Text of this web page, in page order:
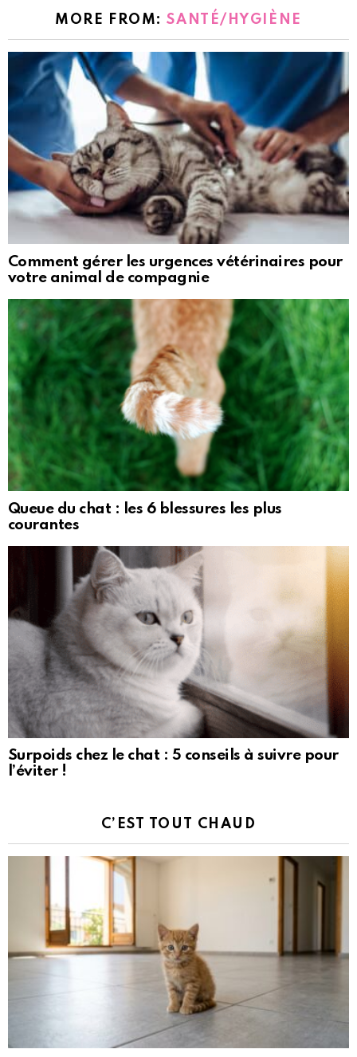
MORE FROM:SANTÉ/HYGIÈNE
Comment gérer les urgences vétérinaires pour
votre animal de compagnie
Queue du chat : les 6 blessures les plus
courantes
Surpoids chez le chat : 5 conseils à suivre pour
l’éviter !
C’EST TOUT CHAUD